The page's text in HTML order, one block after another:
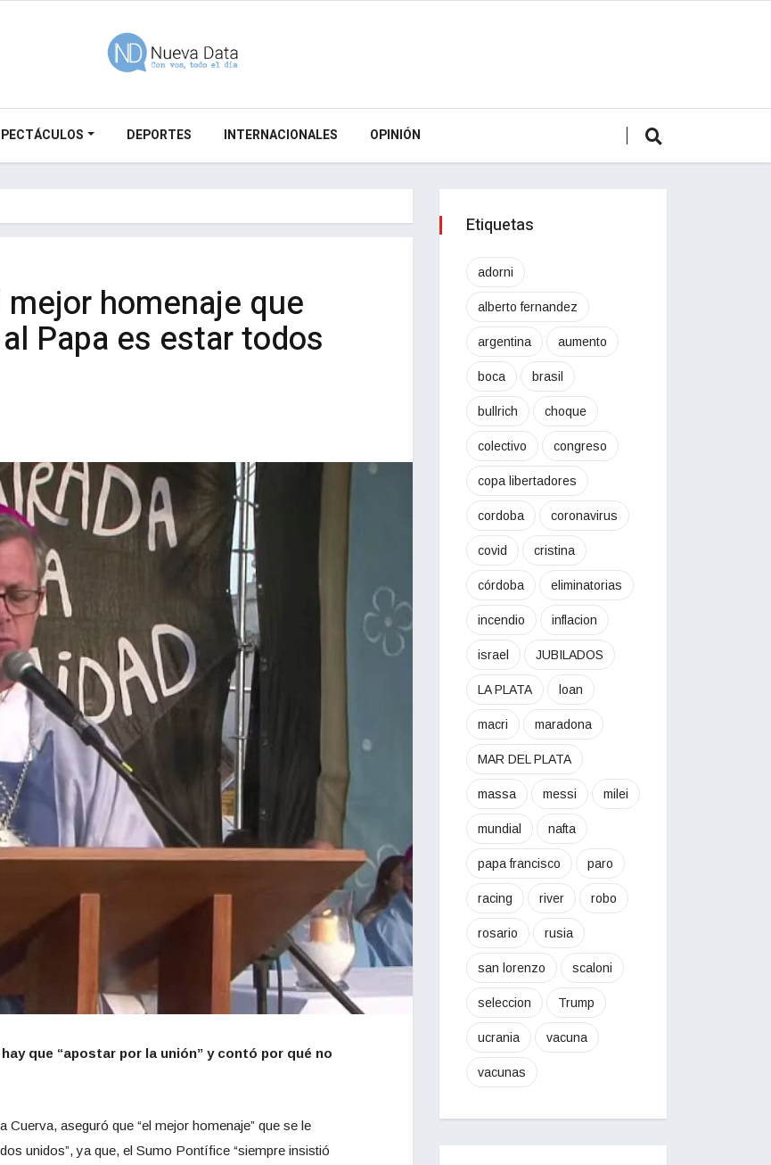
DEPORTES INTERNACIONALES OPINIÓN
mejor homenaje que
Papa es estar todos
que “apostar por la unión” y contó por qué no
aseguró que “el mejor homenaje” que se le
unidos”, ya que, el Sumo Pontífice “siempre insistió
Etiquetas
adorni
alberto fernandez
argentina aumento
boca brasil
bullrich choque
colectivo congreso
copa libertadores
cordoba coronavirus
covid cristina
córdoba eliminatorias
incendio inflacion
israel JUBILADOS
LA PLATA loan
macri maradona
MAR DEL PLATA
massa messi milei
mundial nafta
papa francisco paro
racing river robo
rosario rusia
san lorenzo scaloni
seleccion Trump
ucrania vacuna
vacunas